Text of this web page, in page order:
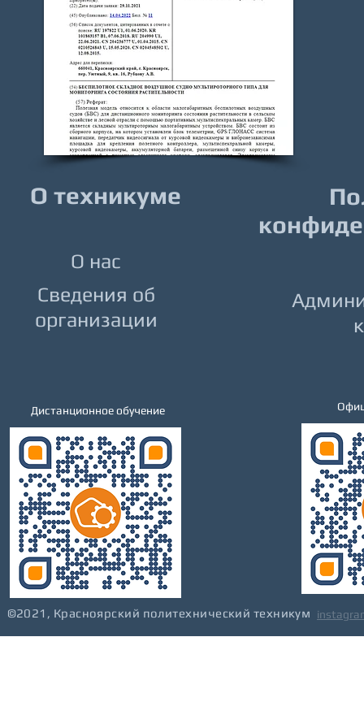
О техникуме
О нас
Сведения об
организации
Дистанционное обучение
©2021, Красноярский политехнический техникум